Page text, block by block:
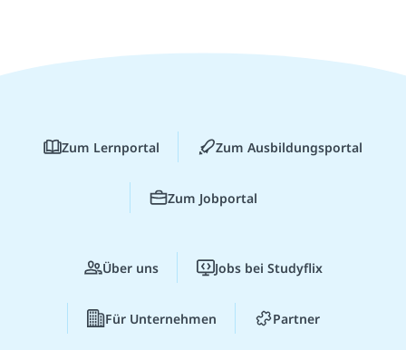
Zum Lernportal Zum Ausbildungsportal
Zum Jobportal
Über uns Jobs bei Studyflix
Für Unternehmen Partner